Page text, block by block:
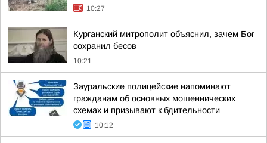
10:27
Курганский митрополит объяснил, зачем Бог
сохранил бесов
10:21
Зауральские полицейские напоминают
гражданам об основных мошеннических
схемах и призывают к бдительности
10:12